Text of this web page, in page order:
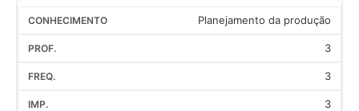
Planejamento da produção
3
3
3